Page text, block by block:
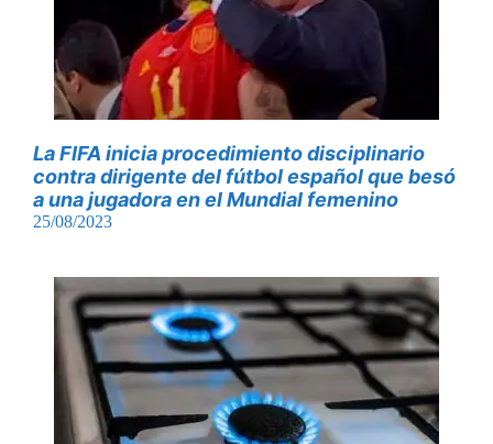
La FIFA inicia procedimiento disciplinario
contra dirigente del fútbol español que besó
a una jugadora en el Mundial femenino
25/08/2023